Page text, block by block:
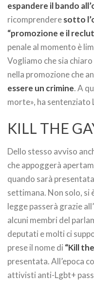
espandere il bando
ricomprenderesotto
“promozione e il
penale al momento è
Vogliamo che sia
nella promozione che
essere un crimine. A
morte», ha sentenziato
KILL THE
Dello stesso avviso
che appoggerà
quando sarà
settimana. Non solo, si
legge passerà grazie all’
alcuni membri del
deputati e molti ci
prese il nome di “Kill
presentata. All’epoca
attivisti anti-Lgbt+